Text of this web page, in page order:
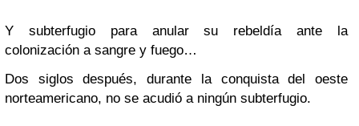
Y subterfugio para anular su rebeldía ante la
colonización a sangre y fuego…
Dos siglos después, durante la conquista del oeste
norteamericano, no se acudió a ningún subterfugio.